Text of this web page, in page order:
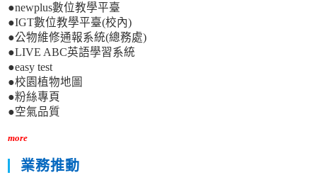
●newplus數位教學平臺
●IGT數位教學平臺(校內)
●公物維修通報系統(總務處)
●LIVE ABC英語學習系統
●easy test
●校園植物地圖
●粉絲專頁
●空氣品質
more
業務推動